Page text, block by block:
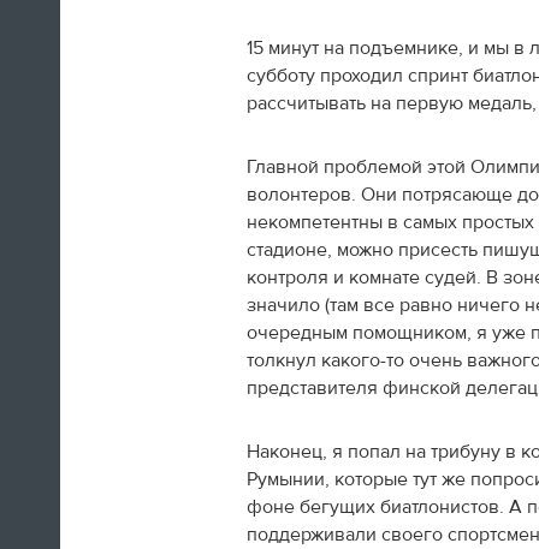
поможет вам освежить
в память церемонию закрытия
Доброе утро, дорогие читатели!
«Лента.ру» продолжает вести
олимпийскую хронику, хотя
соревнования уже закончены и
означает, что в Сочи сегодня ничего
происходить не будет.
ЧИТАТЬ ЦЕЛИКОМ
15 минут на подъемнике, и мы в
субботу проходил спринт
рассчитывать на первую
Главной проблемой этой
волонтеров. Они потрясающе
некомпетентны в самых
стадионе, можно присесть
контроля и комнате судей. В
значило (там все равно ничего
очередным помощником, я уже
толкнул какого-то очень
представителя финской
Наконец, я попал на трибуну в
Румынии, которые тут же
фоне бегущих биатлонистов. А
поддерживали своего